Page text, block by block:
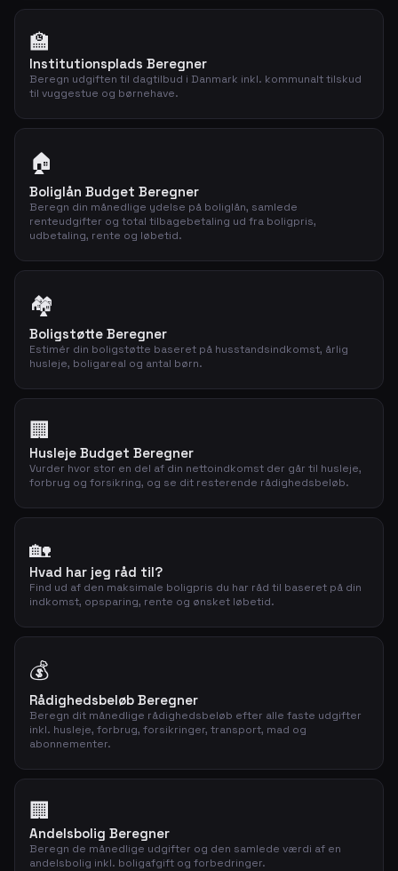
🏫
Institutionsplads Beregner
Beregn udgiften til dagtilbud i Danmark inkl. kommunalt tilskud
til vuggestue og børnehave.
🏠
Boliglån Budget Beregner
Beregn din månedlige ydelse på boliglån, samlede
renteudgifter og total tilbagebetaling ud fra boligpris,
udbetaling, rente og løbetid.
🏘️
Boligstøtte Beregner
Estimér din boligstøtte baseret på husstandsindkomst, årlig
husleje, boligareal og antal børn.
🏢
Husleje Budget Beregner
Vurder hvor stor en del af din nettoindkomst der går til husleje,
forbrug og forsikring, og se dit resterende rådighedsbeløb.
🏡
Hvad har jeg råd til?
Find ud af den maksimale boligpris du har råd til baseret på din
indkomst, opsparing, rente og ønsket løbetid.
💰
Rådighedsbeløb Beregner
Beregn dit månedlige rådighedsbeløb efter alle faste udgifter
inkl. husleje, forbrug, forsikringer, transport, mad og
abonnementer.
🏢
Andelsbolig Beregner
Beregn de månedlige udgifter og den samlede værdi af en
andelsbolig inkl. boligafgift og forbedringer.